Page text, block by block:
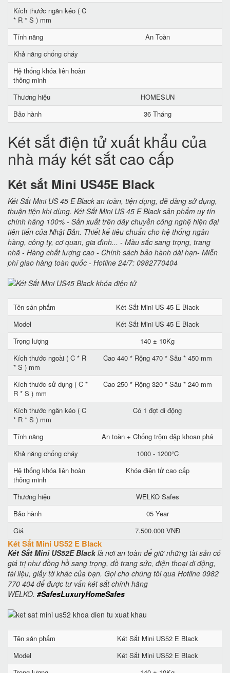
Kích thước ngăn kéo ( C
* R * S ) mm
Tính năng
An Toàn
Khả năng chống cháy
Hệ thống khóa liên hoàn
thông minh
Thương hiệu
HOMESUN
Bảo hành
36 Tháng
Két sắt điện tử xuất khẩu của
nhà máy két sắt cao cấp
Két sắt Mini US45E Black
Két Sắt Mini US 45 E Black an toàn, tiện dụng, dễ dàng sử dụng,
thuận tiện khi dùng. Két Sắt Mini US 45 E Black sản phẩm uy tín
chính hãng 100% - Sản xuất trên dây chuyền công nghệ hiện đại
tiên tiến của Nhật Bản. Thiết kế tiêu chuẩn cho hệ thống ngân
hàng, công ty, cơ quan, gia đình... - Màu sắc sang trọng, trang
nhã - Hàng chất lượng cao - Chính sách bảo hành dài hạn- Miễn
phí giao hàng toàn quốc - Hotline 24/7: 0982770404
Tên sản phẩm
Két Sắt Mini US 45 E Black
Model
Két Sắt Mini US 45 E Black
Trọng lượng
140 ± 10Kg
Kích thước ngoài ( C * R
* S ) mm
Cao 440 * Rộng 470 * Sâu * 450 mm
Kích thước sử dụng ( C *
R * S ) mm
Cao 250 * Rộng 320 * Sâu * 240 mm
Kích thước ngăn kéo ( C
* R * S ) mm
Có 1 đợt di động
Tính năng
An toàn + Chống trộm đập khoan phá
Khả năng chống cháy
1000 - 1200°C
Hệ thống khóa liên hoàn
thông minh
Khóa điện tử cao cấp
Thương hiệu
WELKO Safes
Bảo hành
05 Year
Giá
7.500.000 VNĐ
Két Sắt Mini US52 E Black
Két Sắt Mini US52E Blacklà nơi an toàn để giữ những tài sản có
giá trị như đồng hồ sang trọng, đồ trang sức, điện thoại di động,
tài liệu, giấy tờ khác của bạn. Gọi cho chúng tôi qua Hotline 0982
770 404 để được tư vấn két sắt chính hãng
WELKO. #SafesLuxuryHomeSafes
Tên sản phẩm
Két Sắt Mini US52 E Black
Model
Két Sắt Mini US52 E Black